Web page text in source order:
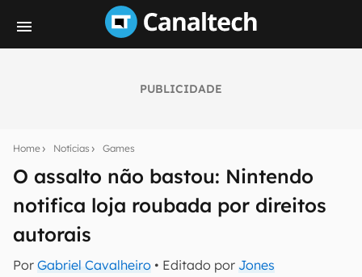
PUBLICIDADE
Home Notícias Games
O assalto não bastou: Nintendo
notifica loja roubada por direitos
autorais
Por Gabriel Cavalheiro • Editado por Jones
notícias e reviews sobre tecnologia em primeira
E-mail
inscreva-se